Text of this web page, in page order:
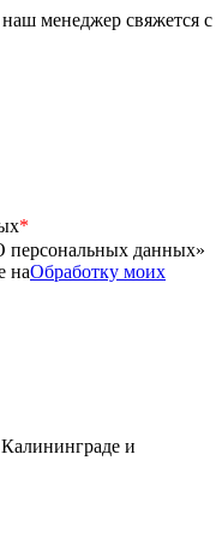
менеджер свяжется с
*
данных»
наОбработку моих
и